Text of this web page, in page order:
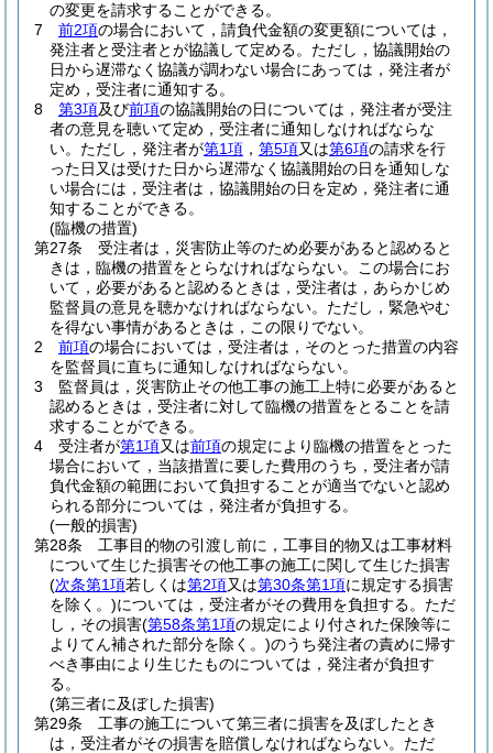
の変更を請求することができる。
7
前2項の場合において，請負代金額の変更額については，
発注者と受注者とが協議して定める。 ただし，協議開始の
日から遅滞なく協議が調わない場合にあっては，発注者が
定め，受注者に通知する。
8
第3項及び前項の協議開始の日については，発注者が受注
者の意見を聴いて定め，受注者に通知しなければならな
い。 ただし，発注者が第1項 ， 第5項又は第6項の請求を行
った日又は受けた日から遅滞なく協議開始の日を通知しな
い場合には，受注者は，協議開始の日を定め，発注者に通
知することができる。
(臨機の措置)
第27条
受注者は，災害防止等のため必要があると認めると
きは，臨機の措置をとらなければならない。
この場合にお
いて，必要があると認めるときは，受注者は，あらかじめ
監督員の意見を聴かなければならない。 ただし，緊急やむ
を得ない事情があるときは，この限りでない。
2
前項の場合においては，受注者は，そのとった措置の内容
を監督員に直ちに通知しなければならない。
3
監督員は，災害防止その他工事の施工上特に必要があると
認めるときは，受注者に対して臨機の措置をとることを請
求することができる。
4
受注者が第1項又は前項の規定により臨機の措置をとった
場合において，当該措置に要した費用のうち，受注者が請
負代金額の範囲において負担することが適当でないと認め
られる部分については，発注者が負担する。
(一般的損害)
第28条
工事目的物の引渡し前に，工事目的物又は工事材料
について生じた損害その他工事の施工に関して生じた損害
(次条第1項若しくは第2項又は第30条第1項に規定する損害
を除く。)については，受注者がその費用を負担する。 ただ
し，その損害(第58条第1項の規定により付された保険等に
よりてん補された部分を除く。)のうち発注者の責めに帰す
べき事由により生じたものについては，発注者が負担す
る。
(第三者に及ぼした損害)
第29条
工事の施工について第三者に損害を及ぼしたとき
は，受注者がその損害を賠償しなければならない。 ただ